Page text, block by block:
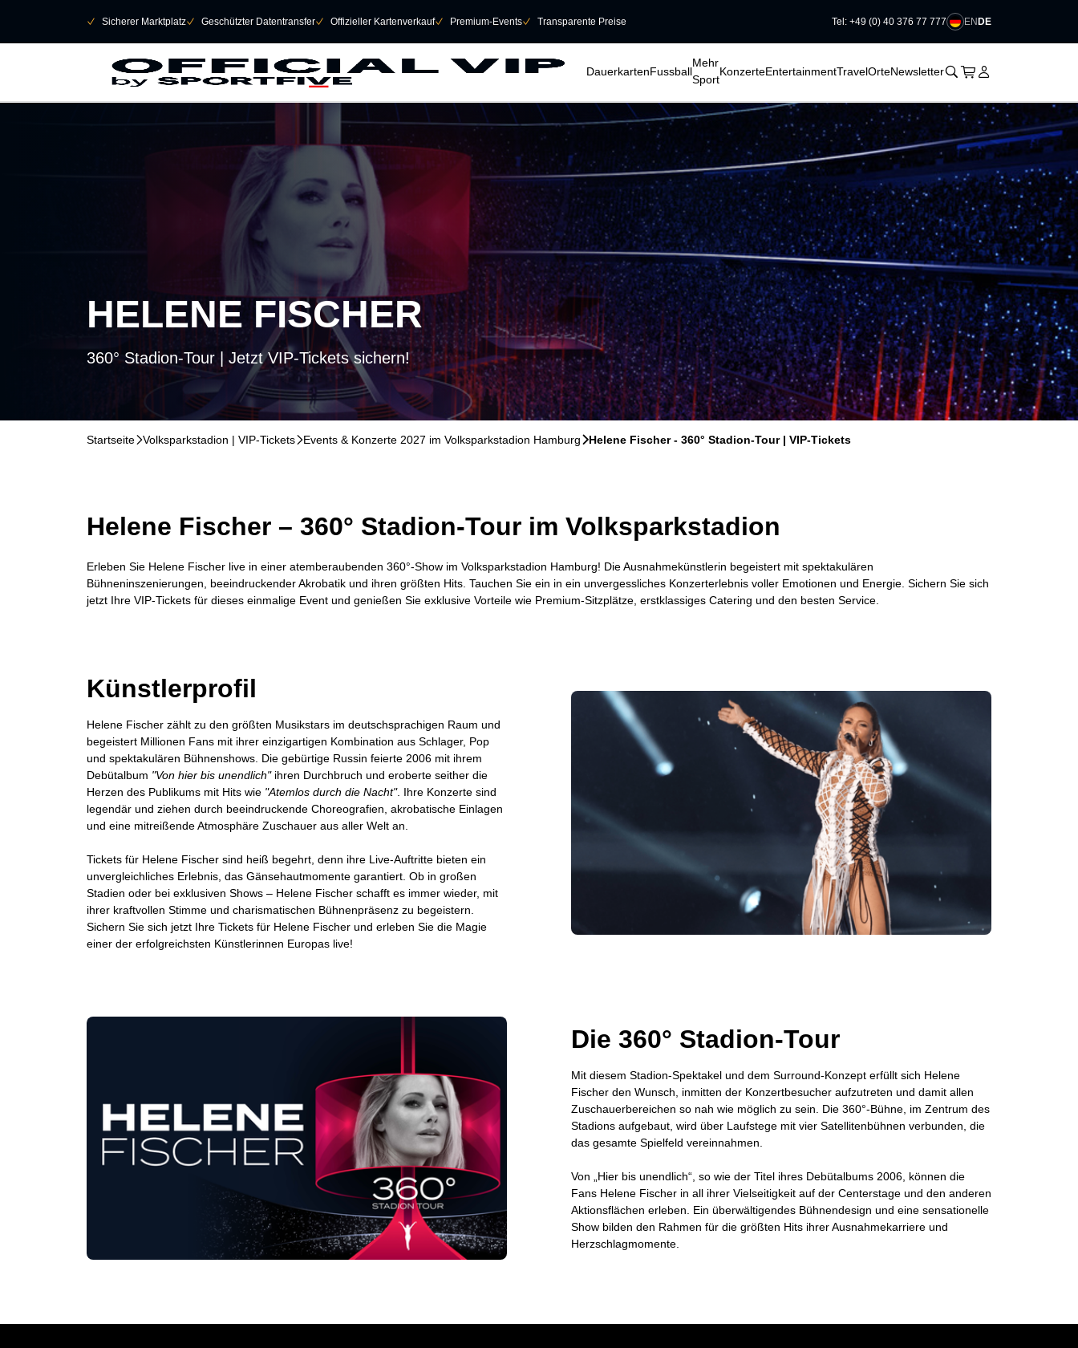
􀆅 Sicherer Marktplatz􀆅 Geschützter Datentransfer􀆅 Offizieller Kartenverkauf􀆅 Premium-Events􀆅 Transparente Preise Tel: +49 (0) 40 376 77 777 ENDE
DauerkartenFussball
Mehr
Sport
KonzerteEntertainmentTravelOrteNewsletter􀊫 Warenkorb
􀍩 Login
􀉩
HELENE FISCHER
360° Stadion-Tour | Jetzt VIP-Tickets sichern!
Startseite􀆊Volksparkstadion | VIP-Tickets􀆊Events & Konzerte 2027 im Volksparkstadion Hamburg􀆊Helene Fischer - 360° Stadion-Tour | VIP-Tickets
Helene Fischer – 360° Stadion-Tour im Volksparkstadion
Erleben Sie Helene Fischer live in einer atemberaubenden 360°-Show im Volksparkstadion Hamburg! Die Ausnahmekünstlerin begeistert mit spektakulären
Bühneninszenierungen, beeindruckender Akrobatik und ihren größten Hits. Tauchen Sie ein in ein unvergessliches Konzerterlebnis voller Emotionen und Energie. Sichern Sie sich
jetzt Ihre VIP-Tickets für dieses einmalige Event und genießen Sie exklusive Vorteile wie Premium-Sitzplätze, erstklassiges Catering und den besten Service.
Künstlerprofil
Helene Fischer zählt zu den größten Musikstars im deutschsprachigen Raum und
begeistert Millionen Fans mit ihrer einzigartigen Kombination aus Schlager, Pop
und spektakulären Bühnenshows. Die gebürtige Russin feierte 2006 mit ihrem
Debütalbum "Von hier bis unendlich"ihren Durchbruch und eroberte seither die
Herzen des Publikums mit Hits wie "Atemlos durch die Nacht". Ihre Konzerte sind
legendär und ziehen durch beeindruckende Choreografien, akrobatische Einlagen
und eine mitreißende Atmosphäre Zuschauer aus aller Welt an.
Tickets für Helene Fischer sind heiß begehrt, denn ihre Live-Auftritte bieten ein
unvergleichliches Erlebnis, das Gänsehautmomente garantiert. Ob in großen
Stadien oder bei exklusiven Shows – Helene Fischer schafft es immer wieder, mit
ihrer kraftvollen Stimme und charismatischen Bühnenpräsenz zu begeistern.
Sichern Sie sich jetzt Ihre Tickets für Helene Fischer und erleben Sie die Magie
einer der erfolgreichsten Künstlerinnen Europas live!
Die 360° Stadion-Tour
Mit diesem Stadion-Spektakel und dem Surround-Konzept erfüllt sich Helene
Fischer den Wunsch, inmitten der Konzertbesucher aufzutreten und damit allen
Zuschauerbereichen so nah wie möglich zu sein. Die 360°-Bühne, im Zentrum des
Stadions aufgebaut, wird über Laufstege mit vier Satellitenbühnen verbunden, die
das gesamte Spielfeld vereinnahmen.
Von „Hier bis unendlich“, so wie der Titel ihres Debütalbums 2006, können die
Fans Helene Fischer in all ihrer Vielseitigkeit auf der Centerstage und den anderen
Aktionsflächen erleben. Ein überwältigendes Bühnendesign und eine sensationelle
Show bilden den Rahmen für die größten Hits ihrer Ausnahmekarriere und
Herzschlagmomente.